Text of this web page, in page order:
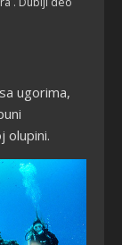
ugorima,
olupini.